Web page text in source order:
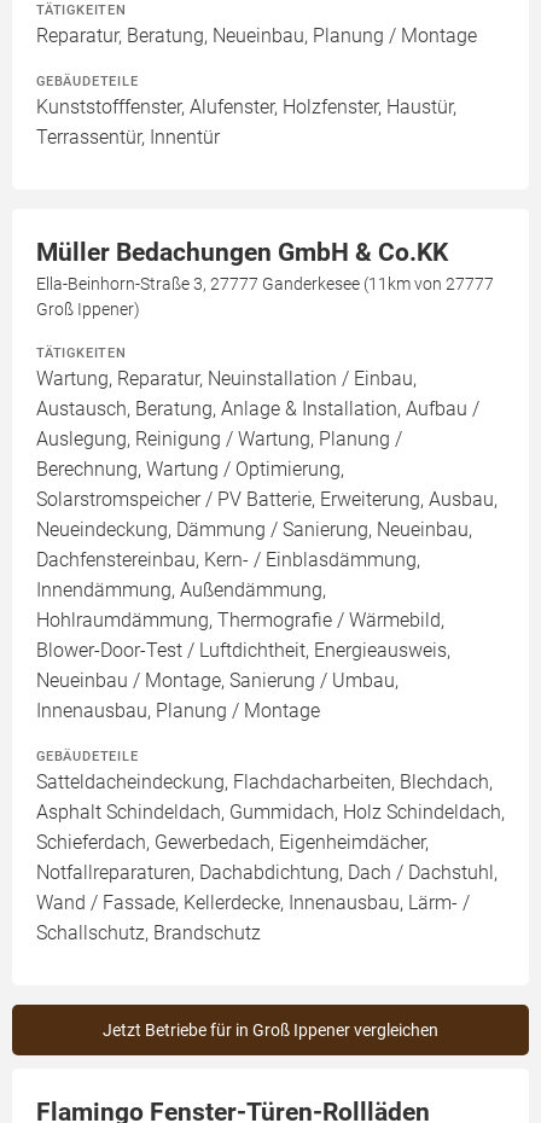
TÄTIGKEITEN
Reparatur, Beratung, Neueinbau, Planung / Montage
GEBÄUDETEILE
Kunststofffenster, Alufenster, Holzfenster, Haustür,
Terrassentür, Innentür
Müller Bedachungen GmbH & Co.KK
Ella-Beinhorn-Straße 3, 27777 Ganderkesee (11km von 27777
Groß Ippener)
TÄTIGKEITEN
Wartung, Reparatur, Neuinstallation / Einbau,
Austausch, Beratung, Anlage & Installation, Aufbau /
Auslegung, Reinigung / Wartung, Planung /
Berechnung, Wartung / Optimierung,
Solarstromspeicher / PV Batterie, Erweiterung, Ausbau,
Neueindeckung, Dämmung / Sanierung, Neueinbau,
Dachfenstereinbau, Kern- / Einblasdämmung,
Innendämmung, Außendämmung,
Hohlraumdämmung, Thermografie / Wärmebild,
Blower-Door-Test / Luftdichtheit, Energieausweis,
Neueinbau / Montage, Sanierung / Umbau,
Innenausbau, Planung / Montage
GEBÄUDETEILE
Satteldacheindeckung, Flachdacharbeiten, Blechdach,
Asphalt Schindeldach, Gummidach, Holz Schindeldach,
Schieferdach, Gewerbedach, Eigenheimdächer,
Notfallreparaturen, Dachabdichtung, Dach / Dachstuhl,
Wand / Fassade, Kellerdecke, Innenausbau, Lärm- /
Schallschutz, Brandschutz
Jetzt Betriebe für in Groß Ippener vergleichen
Flamingo Fenster-Türen-Rollläden